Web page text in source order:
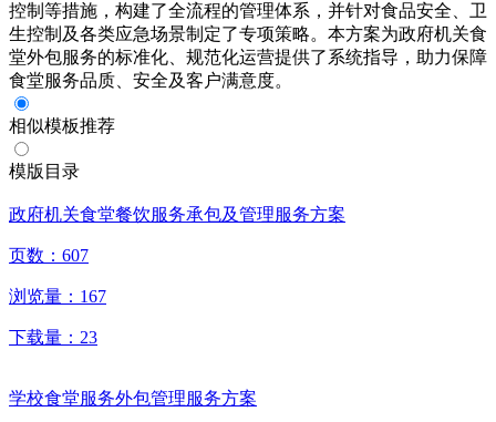
控制等措施，构建了全流程的管理体系，并针对食品安全、卫
生控制及各类应急场景制定了专项策略。本方案为政府机关食
堂外包服务的标准化、规范化运营提供了系统指导，助力保障
食堂服务品质、安全及客户满意度。
相似模板推荐
模版目录
政府机关食堂餐饮服务承包及管理服务方案
页数： 607
浏览量： 167
下载量： 23
学校食堂服务外包管理服务方案